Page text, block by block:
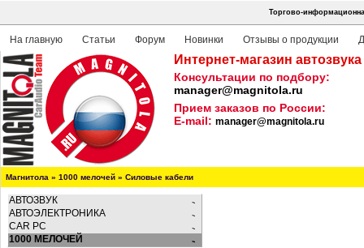
Торгово-
На главную Статьи Форум Новинки Отзывы о продукции
Интернет-магазин
Консультации по подбору:
manager@magnitola.ru
Прием заказов по России:
E-mail: manager@magnitola.ru
Магнитола » 1000 мелочей » Силовые кабели
АВТОЗВУК
АВТОЭЛЕКТРОНИКА
CAR PC
1000 МЕЛОЧЕЙ